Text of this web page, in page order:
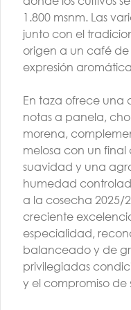
TALLER BARISTA |
AGO | G3 | PM
$260.000
Conócenos
1.800 msnm. Las
junto con el
origen a un café
expresión
En taza ofrece una
notas a panela,
morena,
melosa con un
suavidad y una
humedad
a la cosecha 2025/
creciente
especialidad,
balanceado y de
privilegiadas
y el compromiso de